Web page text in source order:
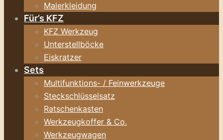
Malerkleidung
Für’s KFZ
KFZ Werkzeug
Unterstellböcke
Eiskratzer
Sets
Multifunktions- / Feinwerkzeuge
Steckschlüsselsatz
Ratschenkasten
Werkzeugkoffer & Co.
Werkzeugwagen